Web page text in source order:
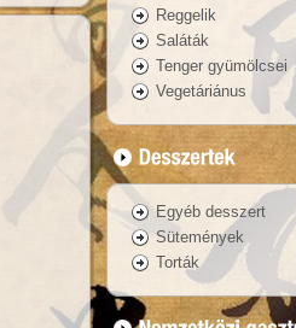
Reggelik
Saláták
Tenger gyümölcsei
Vegetáriánus
Egyéb desszert
Sütemények
Torták